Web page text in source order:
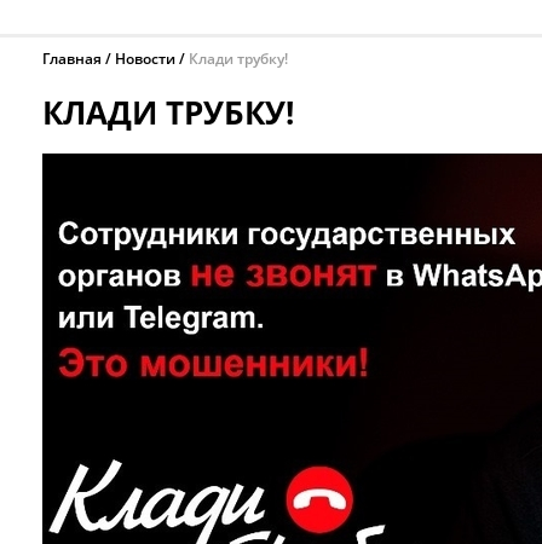
Главная Новости Клади трубку!
КЛАДИ ТРУБКУ!